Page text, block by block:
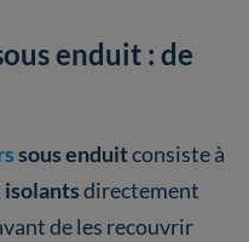
enduit : de
sous enduitconsiste à
isolantsdirectement
de les recouvrir